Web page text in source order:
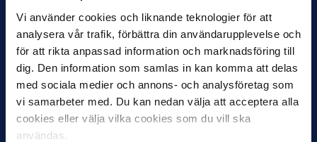
Vi använder cookies och liknande teknologier för att
analysera vår trafik, förbättra din användarupplevelse och
för att rikta anpassad information och marknadsföring till
dig. Den information som samlas in kan komma att delas
med sociala medier och annons- och analysföretag som
vi samarbeter med. Du kan nedan välja att acceptera alla
cookies eller välja vilka cookies som du vill ska
användas.
12 JUNI
Favorit i repris för Sirius i maj
Samma vinnare som i…